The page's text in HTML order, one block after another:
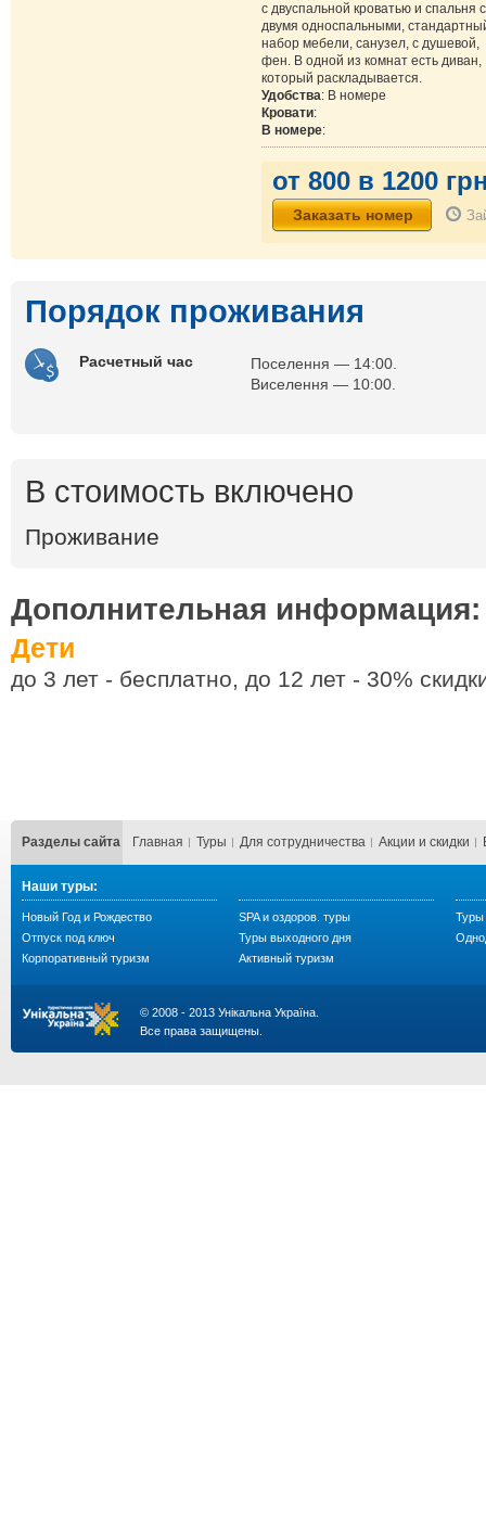
с двуспальной кроватью и спальня с
двумя односпальными,
набор мебели, санузел, с душевой,
фен. В одной из комнат есть диван,
который раскладывается.
Удобства: В номере
Кровати:
В номере:
от 800 в 1200
Порядок проживания
Расчетный час
Поселення — 14:00.
Виселення — 10:00.
В стоимость включено
Проживание
Дополнительная информация:
Дети
до 3 лет - бесплатно, до 12 лет - 30%
Разделы сайта Главная Туры Для сотрудничества Акции и скидки
Наши туры:
Новый Год и Рождество
Отпуск под ключ
Корпоративный туризм
SPA и оздоров. туры
Туры выходного дня
Активный туризм
Туры
© 2008 - 2013 Унікальна Україна.
Все права защищены.